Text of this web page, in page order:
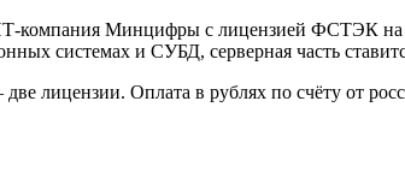
компания Минцифры с лицензией ФСТЭК на
системах и СУБД, серверная часть
лицензии. Оплата в рублях по счёту от